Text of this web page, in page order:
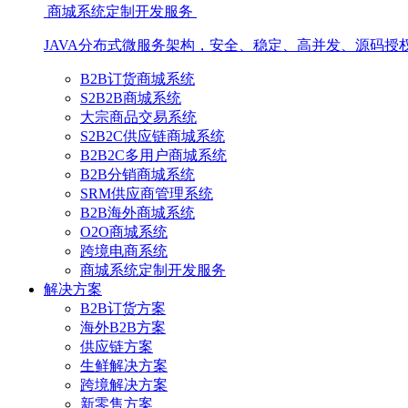
商城系统定制开发服务
JAVA分布式微服务架构，安全、稳定、高并发、源码授
B2B订货商城系统
S2B2B商城系统
大宗商品交易系统
S2B2C供应链商城系统
B2B2C多用户商城系统
B2B分销商城系统
SRM供应商管理系统
B2B海外商城系统
O2O商城系统
跨境电商系统
商城系统定制开发服务
解决方案
B2B订货方案
海外B2B方案
供应链方案
生鲜解决方案
跨境解决方案
新零售方案